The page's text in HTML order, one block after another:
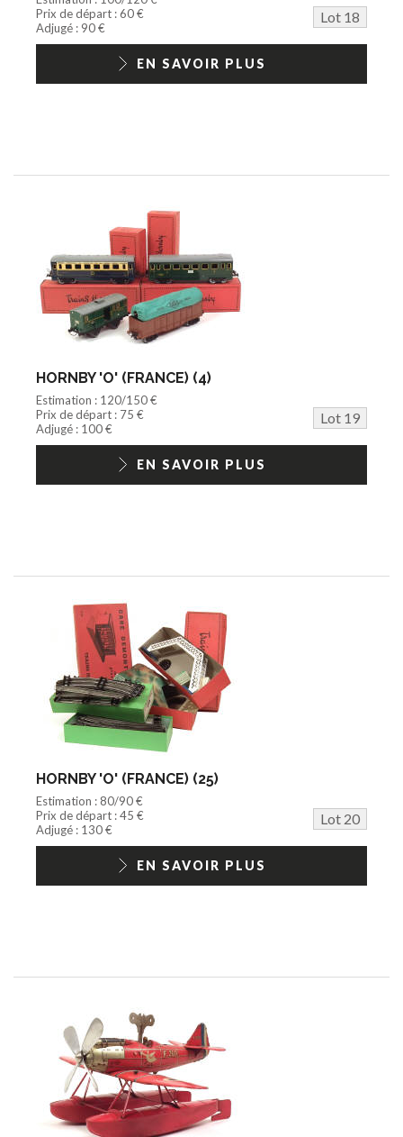
Prix de départ : 60 €
Lot 18
Adjugé : 90 €
EN SAVOIR PLUS
HORNBY 'O' (FRANCE) (4)
Estimation : 120/150 €
Prix de départ : 75 €
Lot 19
Adjugé : 100 €
EN SAVOIR PLUS
HORNBY 'O' (FRANCE) (25)
Estimation : 80/90 €
Prix de départ : 45 €
Lot 20
Adjugé : 130 €
EN SAVOIR PLUS